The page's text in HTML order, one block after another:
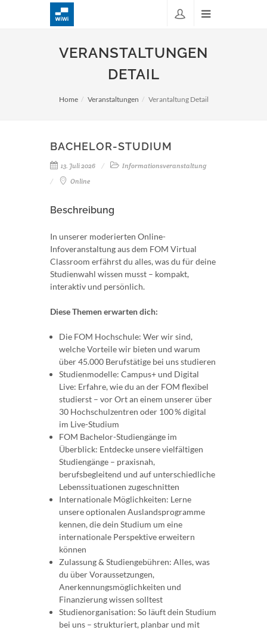
VERANSTALTUNGEN
DETAIL
Home Veranstaltungen Verantaltung Detail
BACHELOR-STUDIUM
13. Juli 2026
Informationsveranstaltung
Online
Beschreibung
In unserer moderierten Online-
Infoveranstaltung aus dem FOM Virtual
Classroom erfährst du alles, was du für deine
Studienwahl wissen musst – kompakt,
interaktiv und persönlich.
Diese Themen erwarten dich:
Die FOM Hochschule: Wer wir sind,
welche Vorteile wir bieten und warum
über 45.000 Berufstätige bei uns studieren
Studienmodelle: Campus+ und Digital
Live: Erfahre, wie du an der FOM flexibel
studierst – vor Ort an einem unserer über
30 Hochschulzentren oder 100 % digital
im Live-Studium
FOM Bachelor-Studiengänge im
Überblick: Entdecke unsere vielfältigen
Studiengänge – praxisnah,
berufsbegleitend und auf unterschiedliche
Lebenssituationen zugeschnitten
Internationale Möglichkeiten: Lerne
unsere optionalen Auslandsprogramme
kennen, die dein Studium um eine
internationale Perspektive erweitern
können
Zulassung & Studiengebühren: Alles, was
du über Voraussetzungen,
Anerkennungsmöglichkeiten und
Finanzierung wissen solltest
Studienorganisation: So läuft dein Studium
bei uns – strukturiert, planbar und mit